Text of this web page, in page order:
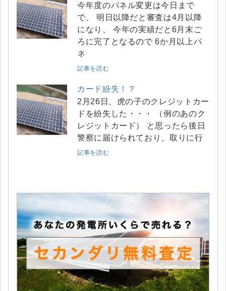
今年度のパネル変更は今日まで
で、 明日以降だと審査は4月以降
になり、 今年の実績だと6月末ご
ろに完了となるので 6か月以上パ
ネ
記事を読む
カード紛失！？
2月26日、虎の子のクレジットカー
ドを紛失した・・・ （例のあのク
レジットカード） と思ったら後日
警察に届けられており、取りに行
記事を読む